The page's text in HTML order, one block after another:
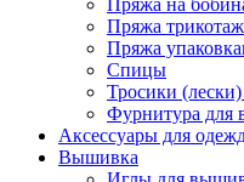
Пряжа на
Пряжа
Пряжа
Спицы
Тросики
Фурнитура для
Аксессуары для
Вышивка